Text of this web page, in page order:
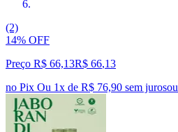
(2)
14% OFF
Preço R$ 66,13R$ 66,13
no Pix Ou 1x de R$ 76,90 sem jurosou